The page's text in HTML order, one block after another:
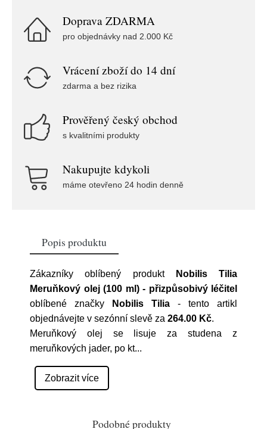
Doprava ZDARMA
pro objednávky nad 2.000 Kč
Vrácení zboží do 14 dní
zdarma a bez rizika
Prověřený český obchod
s kvalitními produkty
Nakupujte kdykoli
máme otevřeno 24 hodin denně
Popis produktu
Zákazníky oblíbený produkt
Nobilis Tilia
Meruňkový olej (100 ml) - přizpůsobivý léčitel
oblíbené značky
Nobilis Tilia - tento artikl
objednávejte v sezónní slevě za 264.00 Kč.
Meruňkový olej se lisuje za studena z
meruňkových jader, po kt...
Zobrazit více
Podobné produkty